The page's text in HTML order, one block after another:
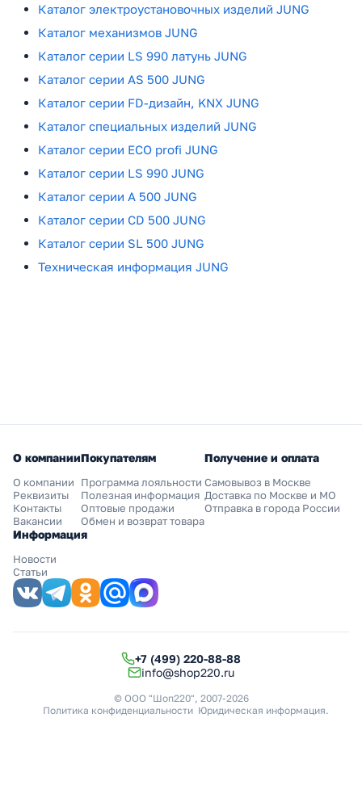
Каталог электроустановочных изделий JUNG
Каталог механизмов JUNG
Каталог серии LS 990 латунь JUNG
Каталог серии AS 500 JUNG
Каталог серии FD-дизайн, KNX JUNG
Каталог специальных изделий JUNG
Каталог серии ECO profi JUNG
Каталог серии LS 990 JUNG
Каталог серии A 500 JUNG
Каталог серии CD 500 JUNG
Каталог серии SL 500 JUNG
Техническая информация JUNG
О компании
О компании
Реквизиты
Контакты
Вакансии
Покупателям
Программа лояльности
Полезная информация
Оптовые продажи
Обмен и возврат товара
Получение и оплата
Самовывоз в Москве
Доставка по Москве и МО
Отправка в города России
Информация
Новости
Статьи
+7 (499) 220-88-88
info@shop220.ru
© ООО "Шоп220", 2007-2026
Политика конфиденциальности Юридическая информация.